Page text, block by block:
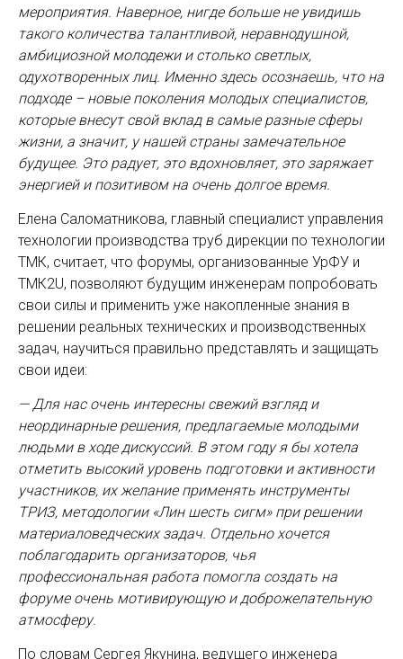
мероприятия. Наверное, нигде больше не увидишь
такого количества талантливой, неравнодушной,
амбициозной молодежи и столько светлых,
одухотворенных лиц. Именно здесь осознаешь, что на
подходе – новые поколения молодых специалистов,
которые внесут свой вклад в самые разные сферы
жизни, а значит, у нашей страны замечательное
будущее. Это радует, это вдохновляет, это заряжает
энергией и позитивом на очень долгое время.
Елена Саломатникова, главный специалист управления
технологии производства труб дирекции по технологии
ТМК, считает, что форумы, организованные УрФУ и
ТМК2U, позволяют будущим инженерам попробовать
свои силы и применить уже накопленные знания в
решении реальных технических и производственных
задач, научиться правильно представлять и защищать
свои идеи:
— Для нас очень интересны свежий взгляд и
неординарные решения, предлагаемые молодыми
людьми в ходе дискуссий. В этом году я бы хотела
отметить высокий уровень подготовки и активности
участников, их желание применять инструменты
ТРИЗ, методологии «Лин шесть сигм» при решении
материаловедческих задач. Отдельно хочется
поблагодарить организаторов, чья
профессиональная работа помогла создать на
форуме очень мотивирующую и доброжелательную
атмосферу.
По словам Сергея Якунина, ведущего инженера